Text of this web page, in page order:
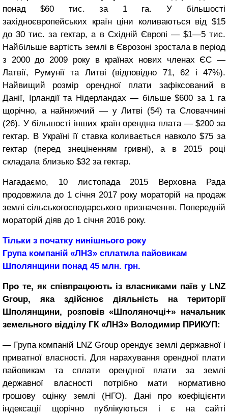
понад $60 тис. за 1 га. У більшості
західноєвропейських країн ціни коливаються від $15
до 30 тис. за гектар, а в Східній Європі — $1—5 тис.
Найбільше вартість землі в Єврозоні зростала в період
з 2000 до 2009 року в країнах нових членах ЄС —
Латвії, Румунії та Литві (відповідно 71, 62 і 47%).
Найвищий розмір орендної плати зафіксований в
Данії, Ірландії та Нідерландах — більше $600 за 1 га
щорічно, а найнижчий — у Литві (54) та Словаччині
(26). У більшості інших країн орендна плата — $200 за
гектар. В Україні її ставка коливається навколо $75 за
гектар (перед знеціненням гривні), а в 2015 році
складала близько $32 за гектар.
Нагадаємо, 10 листопада 2015 Верховна Рада
продовжила до 1 січня 2017 року мораторій на продаж
землі сільськогосподарського призначення. Попередній
мораторій діяв до 1 січня 2016 року.
Тільки з початку нинішнього року
Група компаній «ЛНЗ» сплатила пайовикам
Шполянщини понад 45 млн. грн.
Про те, як співпрацюють із власниками паїв у LNZ
Group, яка здійснює діяльність на території
Шполянщини, розповів «Шполяночці+» начальник
земельного відділу ГК «ЛНЗ» Володимир ПРИКУП:
— Група компаній LNZ Group орендує землі державної і
приватної власності. Для нарахування орендної плати
пайовикам та сплати орендної плати за землі
державної власності потрібно мати нормативно
грошову оцінку землі (НГО). Дані про коефіцієнти
індексації щорічно публікуються і є на сайті